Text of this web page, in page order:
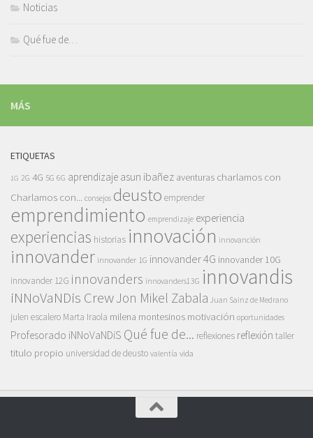
Noticias
Qué fue de…
MÁS
ETIQUETAS
1G 2G 4G 5G 6G aprendizaje asun ibañez aventuras charlamos con
Charlamos con... consejos deusto emprender
emprendimiento emprendizaje experiencia
experiencias historias innovación innovanción
innovander innovander 1G innovander 4G innovander 10G
innovander 12G innovanders innovanders13G innovandis
iNNoVaNDis CrewJon Mikel Zabala Juan Sainz de Medrano
julen escalero Marta Iraola milena montesinos motivación oportunidades
Profesorado iNNoVaNDiS Qué fue de... reflexiones reflexión taller
titulo propio universidad de deusto valentía vida